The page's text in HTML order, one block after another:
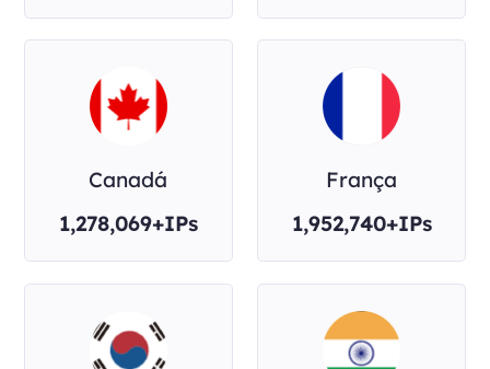
Canadá
1,278,069+IPs
França
1,952,740+IPs